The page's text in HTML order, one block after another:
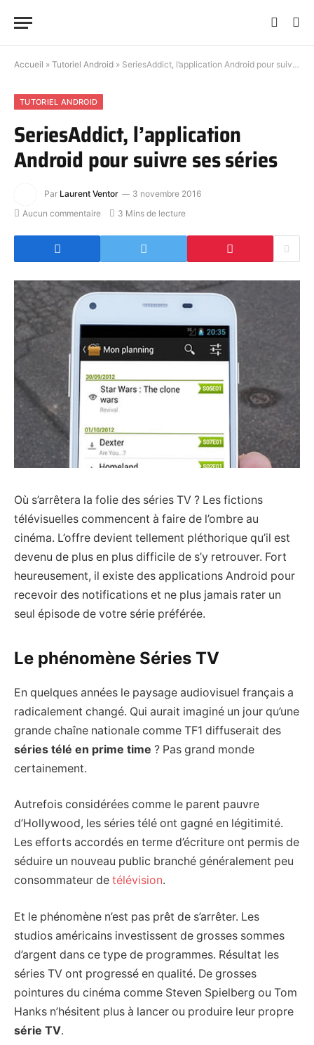
Accueil » Tutoriel Android » SeriesAddict, l’application Android pour suivre ses séries
TUTORIEL ANDROID
SeriesAddict, l’application
Android pour suivre ses séries
Par Laurent Ventor
3 novembre 2016
Aucun commentaire
3 Mins de lecture
Où s’arrêtera la folie des séries TV ? Les fictions
télévisuelles commencent à faire de l’ombre au
cinéma. L’offre devient tellement pléthorique qu’il est
devenu de plus en plus difficile de s’y retrouver. Fort
heureusement, il existe des applications Android pour
recevoir des notifications et ne plus jamais rater un
seul épisode de votre série préférée.
Le phénomène Séries TV
En quelques années le paysage audiovisuel français a
radicalement changé. Qui aurait imaginé un jour qu’une
grande chaîne nationale comme TF1 diffuserait des
séries télé en prime time ? Pas grand monde
certainement.
Autrefois considérées comme le parent pauvre
d’Hollywood, les séries télé ont gagné en légitimité.
Les efforts accordés en terme d’écriture ont permis de
séduire un nouveau public branché généralement peu
consommateur de télévision.
Et le phénomène n’est pas prêt de s’arrêter. Les
studios américains investissent de grosses sommes
d’argent dans ce type de programmes. Résultat les
séries TV ont progressé en qualité. De grosses
pointures du cinéma comme Steven Spielberg ou Tom
Hanks n’hésitent plus à lancer ou produire leur propre
série TV.